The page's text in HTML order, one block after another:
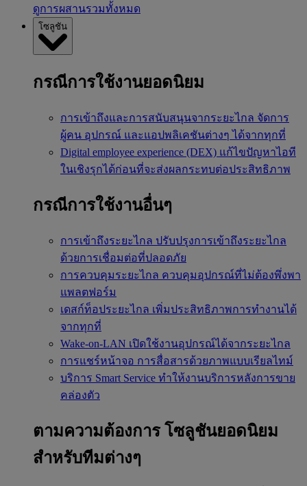
ดูการผสานรวมทั้งหมด
โซลูชัน
กรณีการใช้งานยอดนิยม
การเข้าถึงและการสนับสนุนจากระยะไกล จัดการ
ผู้คน อุปกรณ์ และแอปพลิเคชันต่างๆ ได้จากทุกที่
Digital employee experience (DEX) แก้ไขปัญหาไอที
ในเชิงรุกได้ก่อนที่จะส่งผลกระทบต่อประสิทธิภาพ
กรณีการใช้งานอื่นๆ
การเข้าถึงระยะไกล ปรับปรุงการเข้าถึงระยะไกล
ด้วยการเชื่อมต่อที่ปลอดภัย
การควบคุมระยะไกล ควบคุมอุปกรณ์ที่ไม่ต้องพึ่งพา
แพลตฟอร์ม
เดสก์ท็อประยะไกล เพิ่มประสิทธิภาพการทำงานได้
จากทุกที่
Wake-on-LAN เปิดใช้งานอุปกรณ์ได้จากระยะไกล
การแชร์หน้าจอ การสื่อสารด้วยภาพแบบเรียลไทม์
บริการ Smart Service ทำให้งานบริการหลังการขาย
คล่องตัว
ตามความต้องการ โซลูชันยอดนิยม
สำหรับทีมต่างๆ